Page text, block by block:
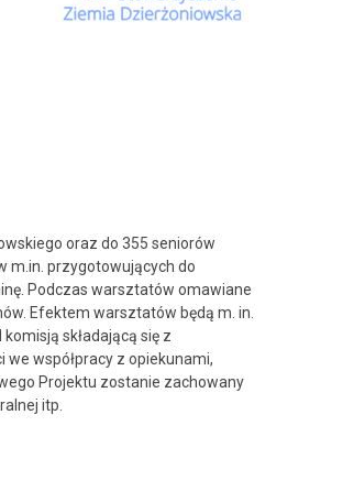
oraz do 355 seniorów
m.in. przygotowujących do
Podczas warsztatów omawiane
Efektem warsztatów będą m. in.
składającą się z
współpracy z opiekunami,
Projektu zostanie zachowany
itp.